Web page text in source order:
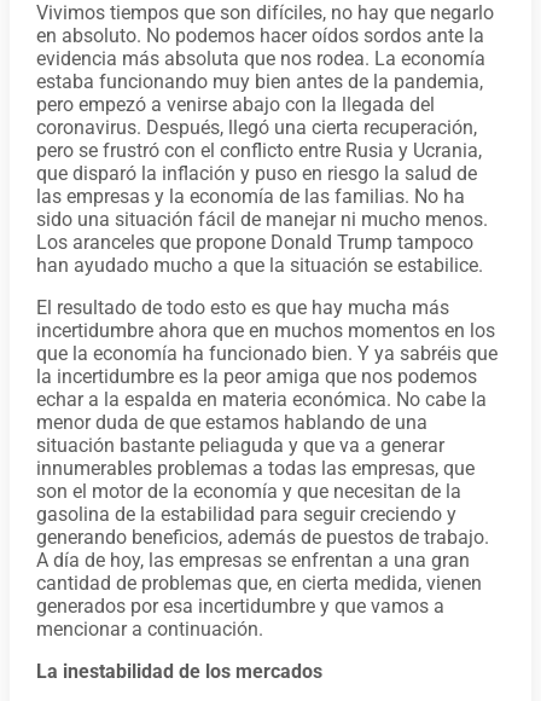
Vivimos tiempos que son difíciles, no hay que negarlo
en absoluto. No podemos hacer oídos sordos ante la
evidencia más absoluta que nos rodea. La economía
estaba funcionando muy bien antes de la pandemia,
pero empezó a venirse abajo con la llegada del
coronavirus. Después, llegó una cierta recuperación,
pero se frustró con el conflicto entre Rusia y Ucrania,
que disparó la inflación y puso en riesgo la salud de
las empresas y la economía de las familias. No ha
sido una situación fácil de manejar ni mucho menos.
Los aranceles que propone Donald Trump tampoco
han ayudado mucho a que la situación se estabilice.
El resultado de todo esto es que hay mucha más
incertidumbre ahora que en muchos momentos en los
que la economía ha funcionado bien. Y ya sabréis que
la incertidumbre es la peor amiga que nos podemos
echar a la espalda en materia económica. No cabe la
menor duda de que estamos hablando de una
situación bastante peliaguda y que va a generar
innumerables problemas a todas las empresas, que
son el motor de la economía y que necesitan de la
gasolina de la estabilidad para seguir creciendo y
generando beneficios, además de puestos de trabajo.
A día de hoy, las empresas se enfrentan a una gran
cantidad de problemas que, en cierta medida, vienen
generados por esa incertidumbre y que vamos a
mencionar a continuación.
La inestabilidad de los mercados